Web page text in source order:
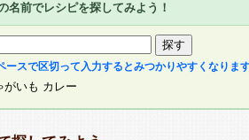
名前でレシピを探してみよう！
ースで区切って入力するとみつかりやすくなりま
も カレー